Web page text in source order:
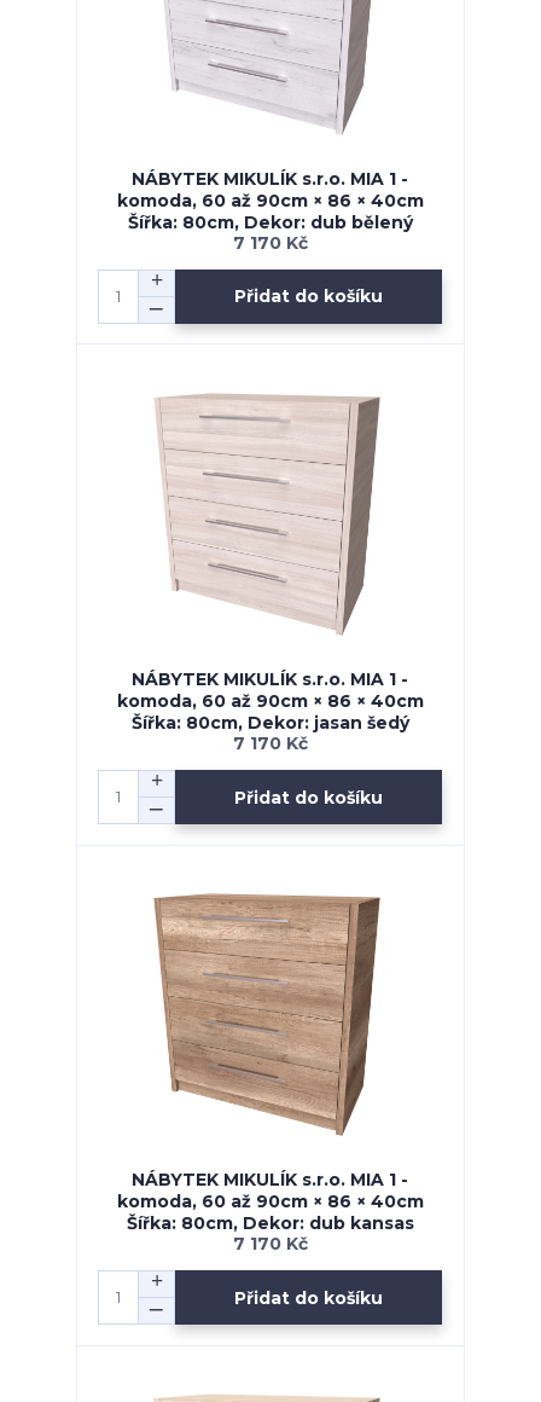
NÁBYTEK MIKULÍK s.r.o. MIA 1 -
komoda, 60 až 90cm × 86 × 40cm
Šířka: 80cm, Dekor: dub bělený
7 170 Kč
Přidat do košíku
NÁBYTEK MIKULÍK s.r.o. MIA 1 -
komoda, 60 až 90cm × 86 × 40cm
Šířka: 80cm, Dekor: jasan šedý
7 170 Kč
Přidat do košíku
NÁBYTEK MIKULÍK s.r.o. MIA 1 -
komoda, 60 až 90cm × 86 × 40cm
Šířka: 80cm, Dekor: dub kansas
7 170 Kč
Přidat do košíku